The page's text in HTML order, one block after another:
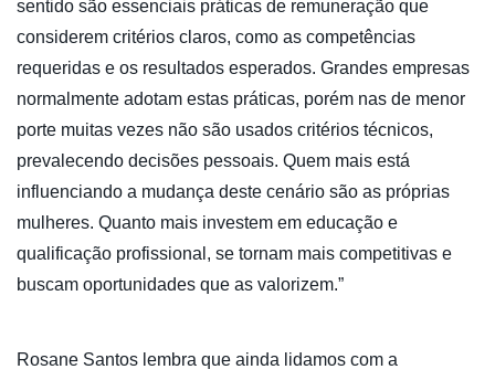
sentido são essenciais práticas de remuneração que
considerem critérios claros, como as competências
requeridas e os resultados esperados. Grandes empresas
normalmente adotam estas práticas, porém nas de menor
porte muitas vezes não são usados critérios técnicos,
prevalecendo decisões pessoais. Quem mais está
influenciando a mudança deste cenário são as próprias
mulheres. Quanto mais investem em educação e
qualificação profissional, se tornam mais competitivas e
buscam oportunidades que as valorizem.”
Rosane Santos lembra que ainda lidamos com a